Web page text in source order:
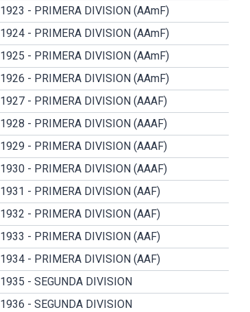
1923 - PRIMERA DIVISION (AAmF)
1924 - PRIMERA DIVISION (AAmF)
1925 - PRIMERA DIVISION (AAmF)
1926 - PRIMERA DIVISION (AAmF)
1927 - PRIMERA DIVISION (AAAF)
1928 - PRIMERA DIVISION (AAAF)
1929 - PRIMERA DIVISION (AAAF)
1930 - PRIMERA DIVISION (AAAF)
1931 - PRIMERA DIVISION (AAF)
1932 - PRIMERA DIVISION (AAF)
1933 - PRIMERA DIVISION (AAF)
1934 - PRIMERA DIVISION (AAF)
1935 - SEGUNDA DIVISION
1936 - SEGUNDA DIVISION